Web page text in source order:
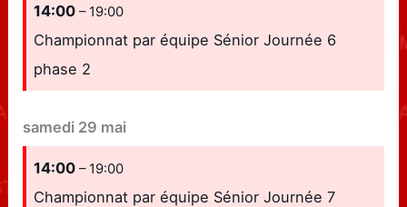
14:00– 19:00
Championnat par équipe Sénior Journée 6
phase 2
samedi 29 mai
14:00– 19:00
Championnat par équipe Sénior Journée 7